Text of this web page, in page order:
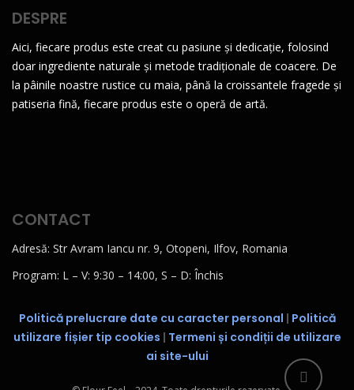
DESPRE
Aici, fiecare produs este creat cu pasiune și dedicație, folosind
doar ingrediente naturale și metode tradiționale de coacere. De
la pâinile noastre rustice cu maia, până la croissantele fragede și
patiseria fină, fiecare produs este o operă de artă.
CONTACT
Adresă: Str Avram Iancu nr. 9, Otopeni, Ilfov, Romania
Program: L – V: 9:30 – 14:00, S – D: Închis
Politică prelucrare date cu caracter personal | Politică
utilizare fișier tip cookies | Termeni și condiții de utilizare
ai site-ului